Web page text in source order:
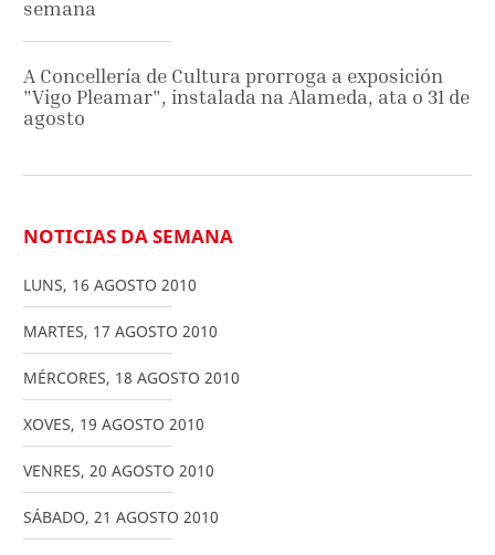
semana
A Concellería de Cultura prorroga a exposición
"Vigo Pleamar", instalada na Alameda, ata o 31 de
agosto
NOTICIAS DA SEMANA
LUNS, 16 AGOSTO 2010
MARTES, 17 AGOSTO 2010
MÉRCORES, 18 AGOSTO 2010
XOVES, 19 AGOSTO 2010
VENRES, 20 AGOSTO 2010
SÁBADO, 21 AGOSTO 2010